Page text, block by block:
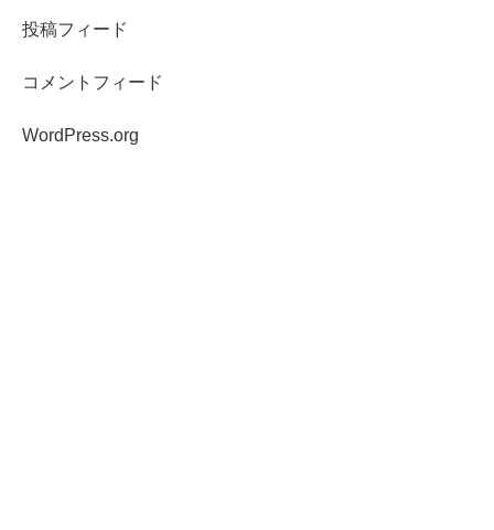
投稿フィード
コメントフィード
WordPress.org